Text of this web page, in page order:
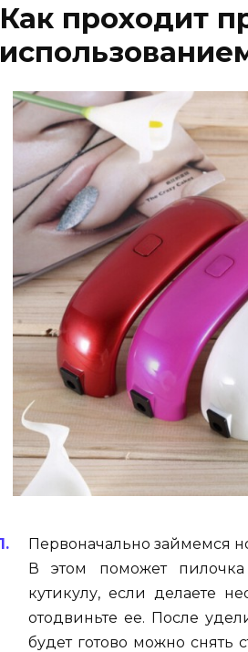
Как проходит
Первоначально займемся
В этом поможет
кутикулу, если делаете
отодвиньте ее. После
будет готово можно снять